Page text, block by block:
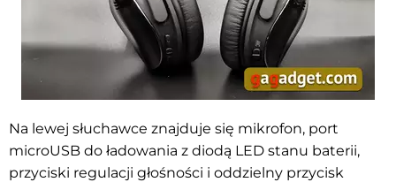
Na lewej słuchawce znajduje się mikrofon, port
microUSB do ładowania z diodą LED stanu baterii,
przyciski regulacji głośności i oddzielny przycisk